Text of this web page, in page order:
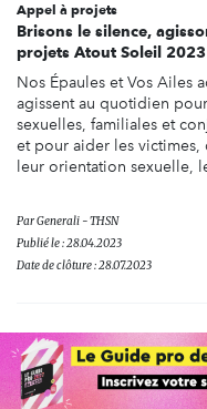
Appel à projets
Brisons le silence,
projets Atout Soleil
Nos Épaules et Vos Ailes
agissent au quotidien
sexuelles, familiales et
et pour aider les
leur orientation sexuelle,
ParGenerali - THSN
Publié le : 28.04.2023
Date de clôture : 28.07.2023